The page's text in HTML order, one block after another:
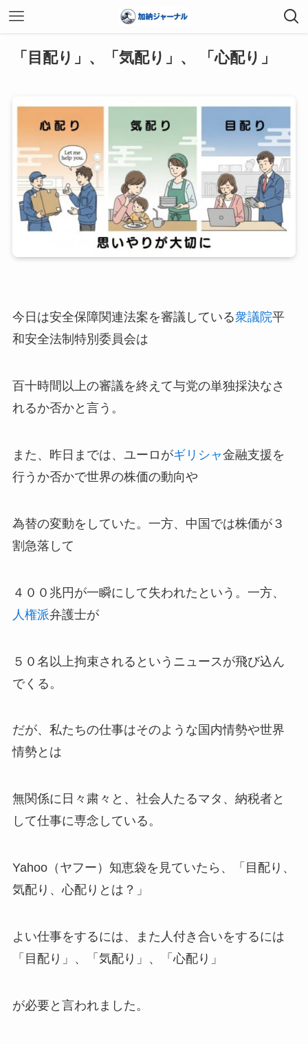
「目配り」、「気配り」、 「心配り」
今日は安全保障関連法案を審議している衆議院平
和安全法制特別委員会は
百十時間以上の審議を終えて与党の単独採決なさ
れるか否かと言う。
また、昨日までは、ユーロがギリシャ金融支援を
行うか否かで世界の株価の動向や
為替の変動をしていた。一方、中国では株価が３
割急落して
４００兆円が一瞬にして失われたという。一方、
人権派弁護士が
５０名以上拘束されるというニュースが飛び込ん
でくる。
だが、私たちの仕事はそのような国内情勢や世界
情勢とは
無関係に日々粛々と、社会人たるマタ、納税者と
して仕事に専念している。
Yahoo（ヤフー）知恵袋を見ていたら、「目配り、
気配り、心配りとは？」
よい仕事をするには、また人付き合いをするには
「目配り」、「気配り」、「心配り」
が必要と言われました。